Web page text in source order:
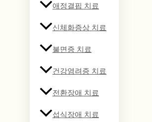
애정결핍 치료
신체화증상 치료
불면증 치료
건강염려증 치료
전환장애 치료
섭식장애 치료